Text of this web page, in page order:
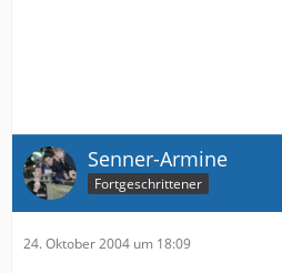
Senner-Armine
Fortgeschrittener
24. Oktober 2004 um 18:09